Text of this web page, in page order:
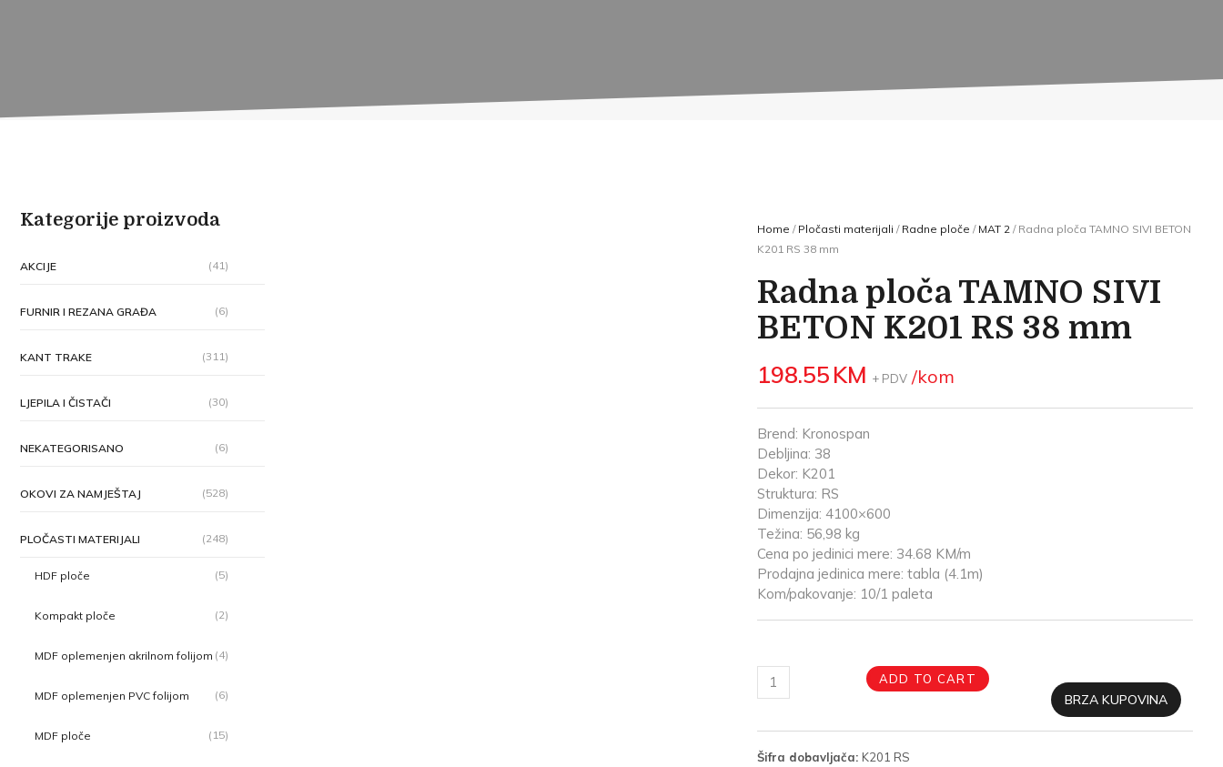
Kategorije proizvoda
AKCIJE (41)
FURNIR I REZANA GRAĐA (6)
KANT TRAKE (311)
LJEPILA I ČISTAČI (30)
NEKATEGORISANO (6)
OKOVI ZA NAMJEŠTAJ (528)
PLOČASTI MATERIJALI (248)
HDF ploče (5)
Kompakt ploče (2)
MDF oplemenjen akrilnom folijom (4)
MDF oplemenjen PVC folijom (6)
MDF ploče (15)
Home / Pločasti materijali / Radne ploče / MAT 2/ Radna ploča TAMNO SIVI BETON
K201 RS 38 mm
Radna ploča TAMNO SIVI
BETON K201 RS 38 mm
198.55KM + PDV /kom
Brend: Kronospan
Debljina: 38
Dekor: K201
Struktura: RS
Dimenzija: 4100×600
Težina: 56,98 kg
Cena po jedinici mere: 34.68 KM/m
Prodajna jedinica mere: tabla (4.1m)
Kom/pakovanje: 10/1 paleta
ADD TO CART
BRZA KUPOVINA
Šifra dobavljača: K201 RS